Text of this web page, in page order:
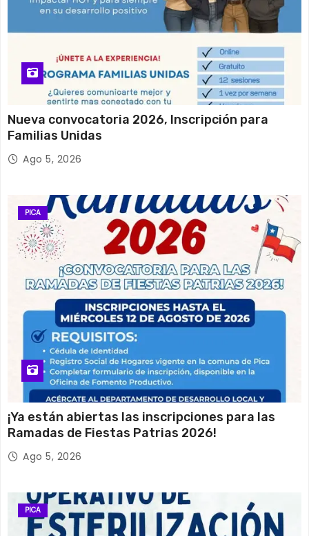
Nueva convocatoria 2026, Inscripción para
Familias Unidas
Ago 5, 2026
PICA
¡Ya están abiertas las inscripciones para las
Ramadas de Fiestas Patrias 2026!
Ago 5, 2026
PICA